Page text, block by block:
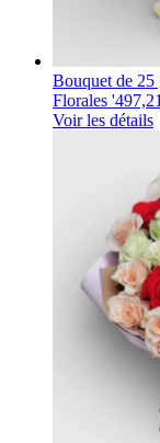
Bouquet de 25
Florales '
Voir les détails